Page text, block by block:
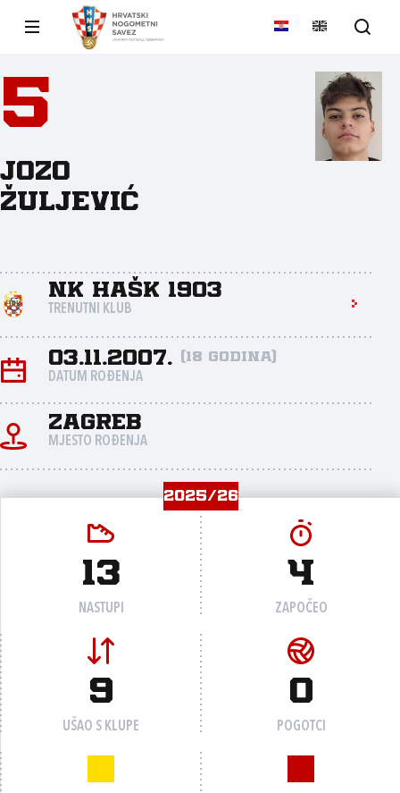
5
Jozo
Žuljević
NK HAŠK 1903
TRENUTNI KLUB
03.11.2007. (18 godina)
DATUM ROĐENJA
Zagreb
MJESTO ROĐENJA
2025/26
13
NASTUPI
4
ZAPOČEO
9
UŠAO S KLUPE
0
POGOTCI